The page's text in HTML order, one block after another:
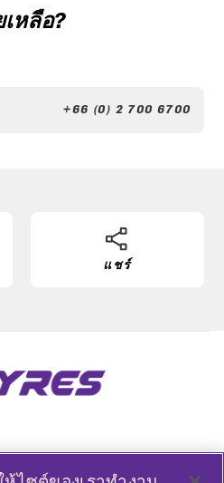
หลือ?
+66 (0) 2 700 6700
แชร์